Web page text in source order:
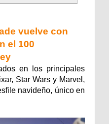
vuelve con
el 100
en los principales
Star Wars y Marvel,
navideño, único en